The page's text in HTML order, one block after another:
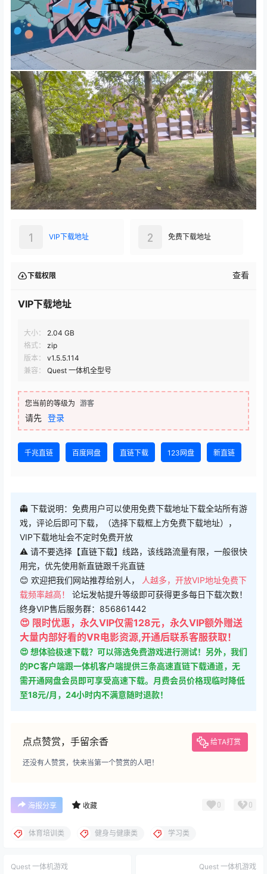
VIP下载地址
1 免费下载地址
2
下载权限 查看
VIP下载地址
大小：
2.04 GB
格式：
zip
版本：
v1.5.5.114
兼容：
Quest 一体机全型号
您当前的等级为 游客
请先 登录
千兆直链 百度网盘 直链下载 123网盘 新直链
👻 下载说明：免费用户可以使用免费下载地址下载全站所有游
戏，评论后即可下载，（选择下载框上方免费下载地址），
VIP下载地址会不定时免费开放
⚠ 请不要选择【直链下载】线路，该线路流量有限，一般很快
用完，优先使用新直链跟千兆直链
😊 欢迎把我们网站推荐给别人，
人越多，开放VIP地址免费下
载频率越高！ 论坛发帖提升等级即可获得更多每日下载次数！
终身VIP售后服务群：856861442
😍 限时优惠，永久VIP仅需128元，永久VIP额外赠送
大量内部好看的VR电影资源,开通后联系客服获取！
😍 想体验极速下载？可以筛选免费游戏进行测试！另外，我们
的PC客户端跟一体机客户端提供三条高速直链下载通道，无
需开通网盘会员即可享受高速下载。月费会员价格现临时降低
至18元/月，24小时内不满意随时退款！
点点赞赏，手留余香 给TA打赏
还没有人赞赏，快来当第一个赞赏的人吧！
海报分享 收藏 0 0
体育培训类 健身与健康类 学习类
Quest 一体机游戏 Quest 一体机游戏